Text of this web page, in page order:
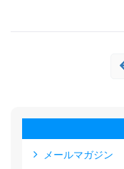
メールマガジン